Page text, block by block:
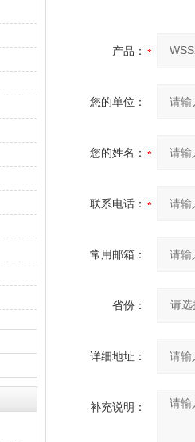
产品：
您的单位：
您的姓名：
联系电话：
常用邮箱：
省份：
详细地址：
补充说明：